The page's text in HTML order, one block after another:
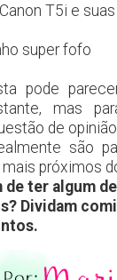
T5i e
super fofo
pode
mas
de
são
próximos
ter algum
Dividam